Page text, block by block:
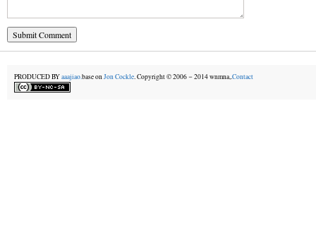
PRODUCED BYaaajiao.base onJon Cockle. Copyright © 2006－2014 wnmna,.Contact